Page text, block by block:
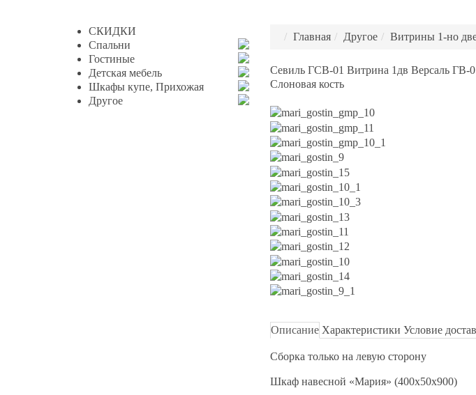
Главная Другое Витрины 1-но
Севиль ГСВ-01 Витрина 1дв Версаль ГВ-
Слоновая кость
Описание Характеристики Условие
Сборка только на левую сторону
Шкаф навесной «Мария» (400х50х900)
СКИДКИ
Спальни
Гостиные
Детская мебель
Шкафы купе, Прихожая
Другое